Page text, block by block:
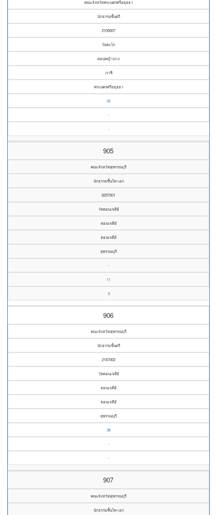
คณะจังหวัดพระนครศรีอยุธยา
นักธรรมชั้นตรี
2105007
วัดตะโก
ดอนหญ้านาง
ภาชี
พระนครศรีอยุธยา
32
-
-
905
คณะจังหวัดสุพรรณบุรี
นักธรรมชั้นโท-เอก
6257001
วัดดอนเจดีย์
ดอนเจดีย์
ดอนเจดีย์
สุพรรณบุรี
-
11
5
906
คณะจังหวัดสุพรรณบุรี
นักธรรมชั้นตรี
2157002
วัดดอนเจดีย์
ดอนเจดีย์
ดอนเจดีย์
สุพรรณบุรี
38
-
-
907
คณะจังหวัดสุพรรณบุรี
นักธรรมชั้นโท-เอก